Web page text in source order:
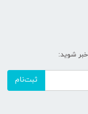
شوید:
ثبت‌نام